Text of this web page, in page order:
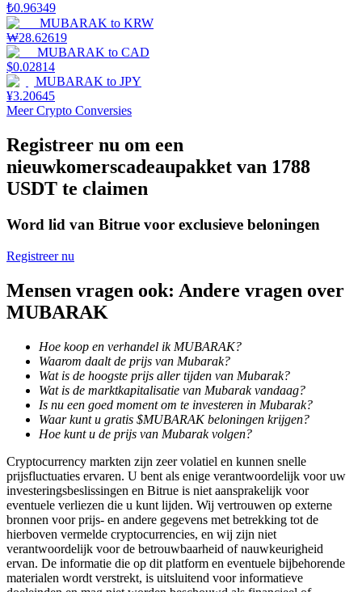
Launchpool
Flexibel staken om populaire tokens te verdienen.
Exclusieve beleggingen voor BTR-houders
Leningen
Door crypto ondersteunde leenservice
₺0.96349
MUBARAK to KRW
₩28.62619
MUBARAK to CAD
$0.02814
MUBARAK to JPY
¥3.20645
Meer Crypto Conversies
Registreer nu om een
nieuwkomerscadeaupakket van 1788
USDT te claimen
Word lid van Bitrue voor exclusieve beloningen
Registreer nu
Mensen vragen ook: Andere vragen over
MUBARAK
Hoe koop en verhandel ik MUBARAK?
Waarom daalt de prijs van Mubarak?
Wat is de hoogste prijs aller tijden van Mubarak?
Wat is de marktkapitalisatie van Mubarak vandaag?
Is nu een goed moment om te investeren in Mubarak?
Waar kunt u gratis $MUBARAK beloningen krijgen?
Hoe kunt u de prijs van Mubarak volgen?
Cryptocurrency markten zijn zeer volatiel en kunnen snelle
prijsfluctuaties ervaren. U bent als enige verantwoordelijk voor uw
investeringsbeslissingen en Bitrue is niet aansprakelijk voor
eventuele verliezen die u kunt lijden. Wij vertrouwen op externe
bronnen voor prijs- en andere gegevens met betrekking tot de
hierboven vermelde cryptocurrencies, en wij zijn niet
verantwoordelijk voor de betrouwbaarheid of nauwkeurigheid
ervan. De informatie die op dit platform en eventuele bijbehorende
materialen wordt verstrekt, is uitsluitend voor informatieve